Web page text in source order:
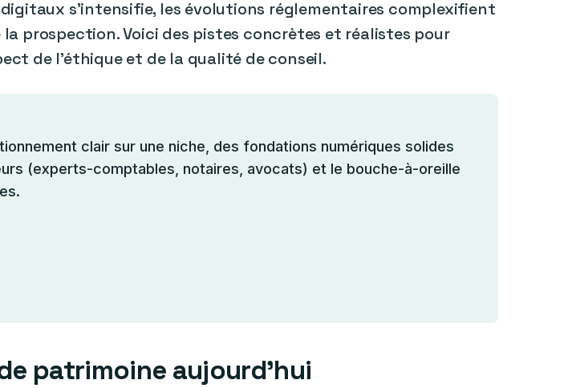
s’intensifie, les évolutions réglementaires complexifient
prospection. Voici des pistes concrètes et réalistes pour
de l’éthique et de la qualité de conseil.
clair sur une niche, des fondations numériques solides
(experts-comptables, notaires, avocats) et le bouche-à-oreille
patrimoine aujourd’hui